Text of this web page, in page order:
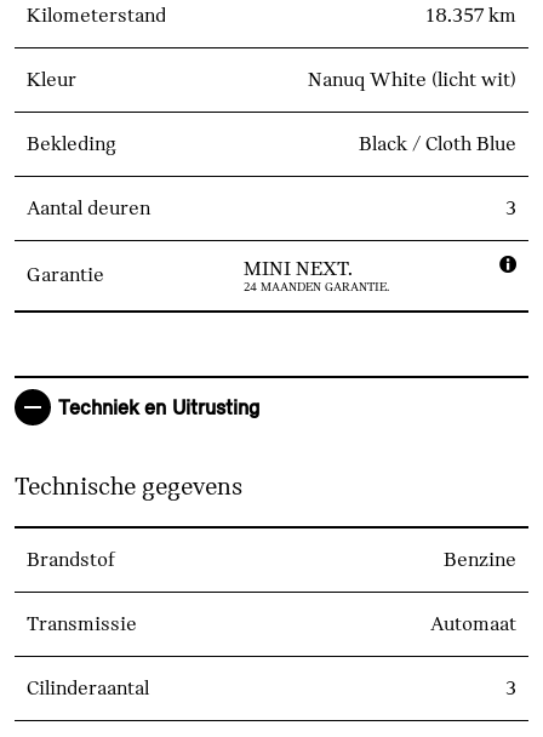
Kilometerstand 18.357 km
Kleur Nanuq White (licht wit)
Bekleding Black / Cloth Blue
Aantal deuren 3
Garantie MINI NEXT.
24 MAANDEN GARANTIE.
Techniek en Uitrusting
Technische gegevens
Brandstof Benzine
Transmissie Automaat
Cilinderaantal 3